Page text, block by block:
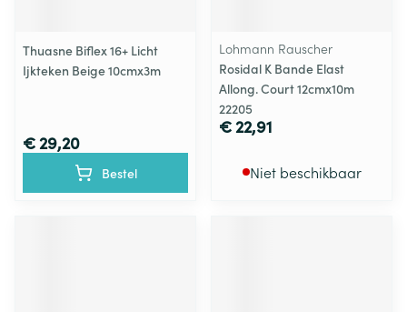
Thuasne Biflex 16+ Licht
Ijkteken Beige 10cmx3m
€ 29,20
Bestel
Lohmann Rauscher
Rosidal K Bande Elast
Allong. Court 12cmx10m
22205
€ 22,91
Niet beschikbaar